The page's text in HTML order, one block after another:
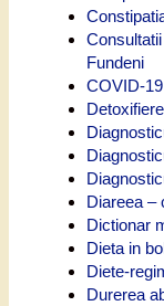
Fundeni
COVID-19
Diareea –
Dictionar
Dieta in
Diete-
Durerea